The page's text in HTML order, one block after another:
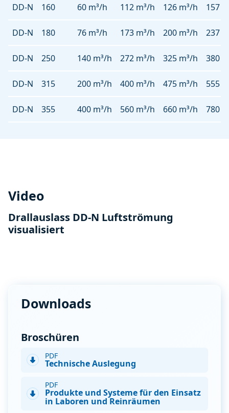
DD-N 160 60 m³/h 112 m³/h 126 m³/h 157
DD-N 180 76 m³/h 173 m³/h 200 m³/h 237
DD-N 250 140 m³/h 272 m³/h 325 m³/h 380
DD-N 315 200 m³/h 400 m³/h 475 m³/h 555
DD-N 355 400 m³/h 560 m³/h 660 m³/h 780
Video
Drallauslass DD-N Luftströmung
visualisiert
Downloads
Broschüren
PDF
Technische Auslegung
PDF
Produkte und Systeme für den Einsatz
in Laboren und Reinräumen